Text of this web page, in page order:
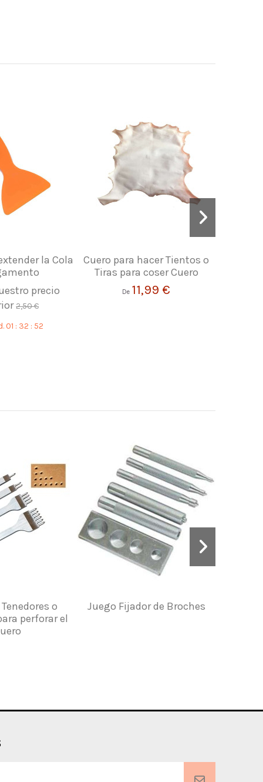
la Cola
precio
2,50 €
01 :32 :51
Cuero para hacer Tientos o
Tiras para coser Cuero
De 11,99 €
o
perforar el
Juego Fijador de Broches